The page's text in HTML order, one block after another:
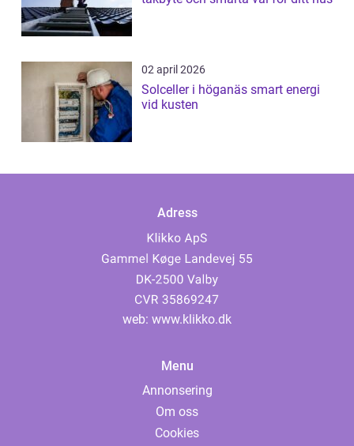
02 april 2026
Solceller i höganäs smart energi
vid kusten
Adress
web: www.klikko.dk
Menu
Annonsering
Om oss
Cookies